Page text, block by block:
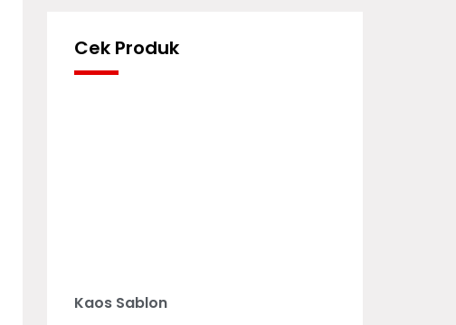
Cek Produk
Kaos Sablon